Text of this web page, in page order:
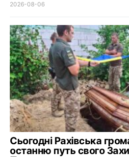
2026-08-06
Сьогодні Рахівська
останню путь свого